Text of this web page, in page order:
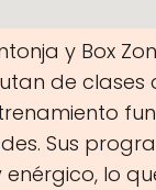
y Box
de
Sus
lo